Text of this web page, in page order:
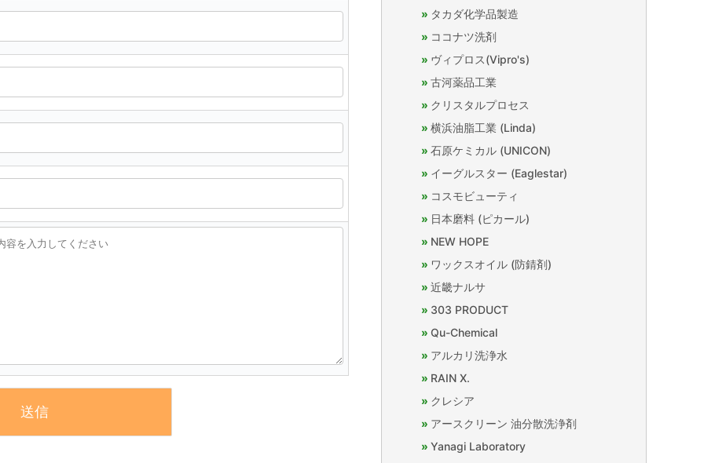
タカダ化学品製造
ココナツ洗剤
ヴィプロス(Vipro's)
古河薬品工業
クリスタルプロセス
横浜油脂工業 (Linda)
石原ケミカル (UNICON)
イーグルスター (Eaglestar)
コスモビューティ
日本磨料 (ピカール)
NEW HOPE
ワックスオイル (防錆剤)
近畿ナルサ
303 PRODUCT
Qu-Chemical
アルカリ洗浄水
RAIN X.
クレシア
アースクリーン 油分散洗浄剤
Yanagi Laboratory